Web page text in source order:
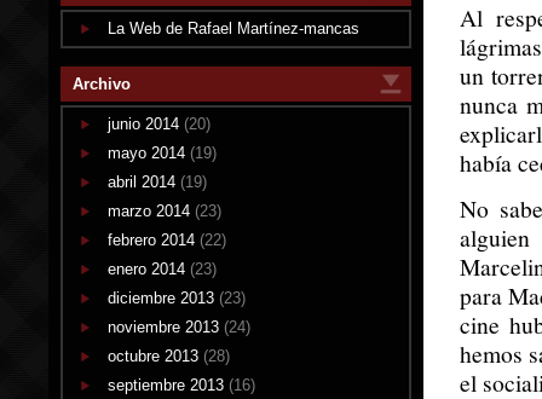
La Web de Rafael Martínez-mancas
Archivo
junio 2014 (20)
mayo 2014 (19)
abril 2014 (19)
marzo 2014 (23)
febrero 2014 (22)
enero 2014 (23)
diciembre 2013 (23)
noviembre 2013 (24)
octubre 2013 (28)
septiembre 2013 (16)
Al
un
nunca
había
No
para
cine
hemos
el